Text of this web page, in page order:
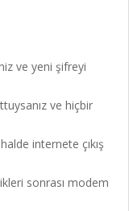
ve yeni şifreyi
ve hiçbir
internete çıkış
sonrası modem